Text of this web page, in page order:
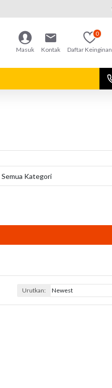
Masuk Kontak Daftar Keinginan
0
Urutkan: